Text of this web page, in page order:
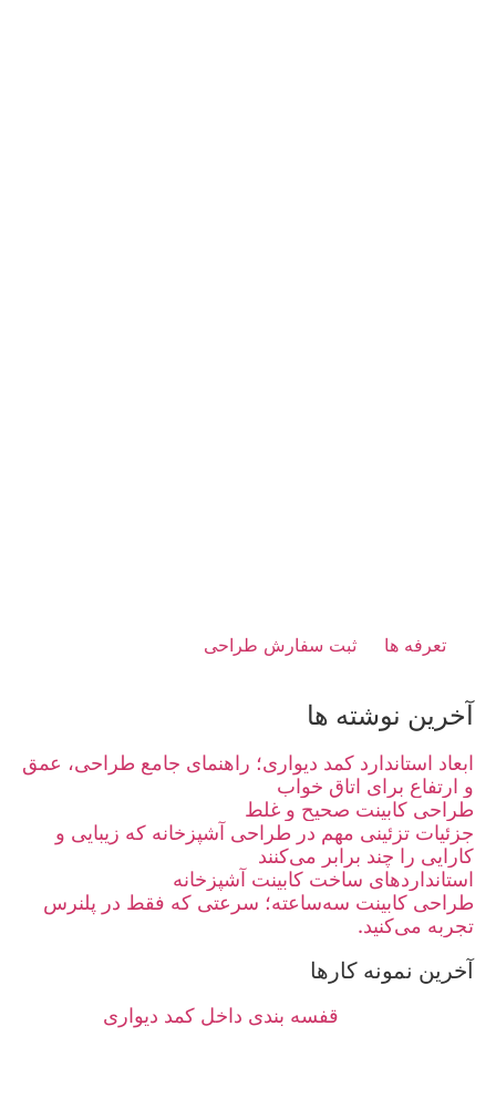
تعرفه ها ثبت سفارش طراحی
آخرین نوشته ها
ابعاد استاندارد کمد دیواری؛ راهنمای جامع طراحی، عمق
و ارتفاع برای اتاق خواب
طراحی کابینت صحیح و غلط
جزئیات تزئینی مهم در طراحی آشپزخانه که زیبایی و
کارایی را چند برابر می‌کنند
استانداردهای ساخت کابینت آشپزخانه
طراحی کابینت سه‌ساعته؛ سرعتی که فقط در پلنرس
تجربه می‌کنید.
آخرین نمونه کارها
قفسه بندی داخل کمد دیواری